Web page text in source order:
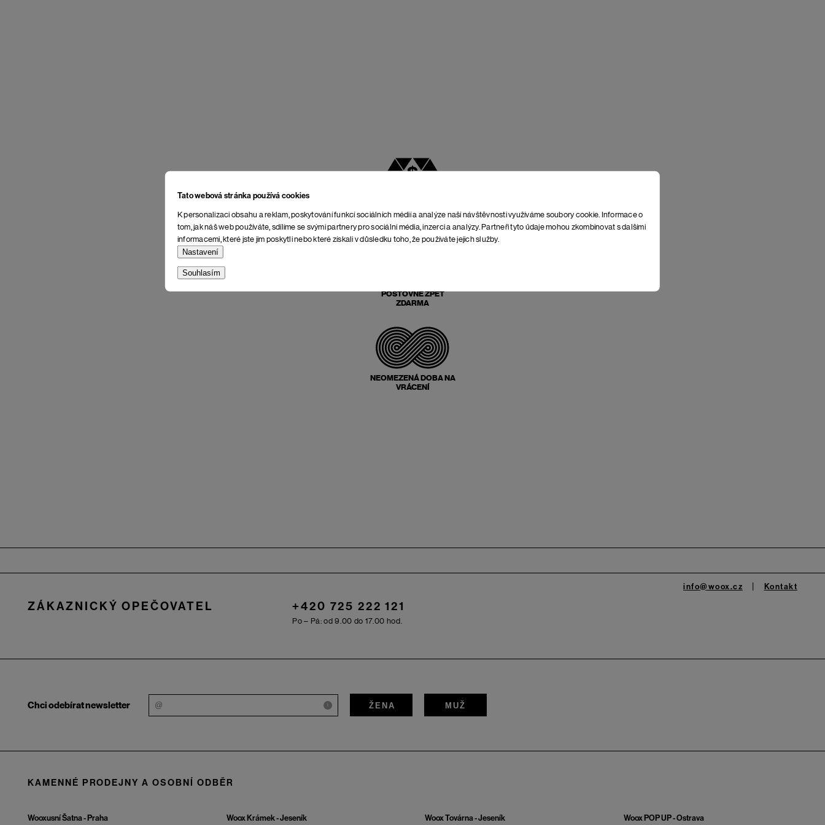
Tato webová stránka používá cookies
K personalizaci obsahu a reklam, poskytování funkcí sociálních médií a analýze naší návštěvnosti využíváme soubory cookie. Informace o
tom, jak náš web používáte, sdílíme se svými partnery pro sociální média, inzerci a analýzy. Partneři tyto údaje mohou zkombinovat s dalšími
informacemi, které jste jim poskytli nebo které získali v důsledku toho, že používáte jejich služby.
Nastavení
Souhlasím
CENY A KVALITY
POŠTOVNÉ ZPĚT
ZDARMA
NEOMEZENÁ DOBA NA
VRÁCENÍ
ZÁKAZNICKÝ OPEČOVATEL +420 725 222 121
Po – Pá: od 9.00 do 17.00 hod.
info@woox.cz Kontakt
Chci odebírat newsletter i ŽENA MUŽ
KAMENNÉ PRODEJNY A OSOBNÍ ODBĚR
Wooxusní Šatna - Praha Woox Krámek - Jeseník Woox Továrna - Jeseník Woox POP UP - Ostrava